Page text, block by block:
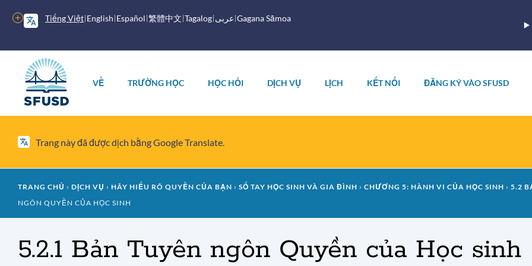
đến
Tiếng Việt English Español 繁體中文 Tagalog عربى Gagana Sāmoa
Nhiều
chính
VỀ TRƯỜNG HỌC HỌC HỎI DỊCH VỤ LỊCH KẾT NỐI ĐĂNG KÝ VÀO SFUSD
Trang này đã được dịch bằng Google Translate.
Vụn
bánh
mì
TRANG CHỦ DỊCH VỤ HÃY HIỂU RÕ QUYỀN CỦA BẠN SỔ TAY HỌC SINH VÀ GIA ĐÌNH CHƯƠNG 5: HÀNH VI CỦA HỌC SINH 5.2
NGÔN QUYỀN CỦA HỌC SINH
5.2.1 Bản Tuyên ngôn Quyền của Học sinh